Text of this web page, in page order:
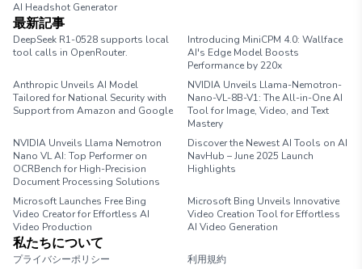
AI Headshot Generator
最新記事
DeepSeek R1-0528 supports local
tool calls in OpenRouter.
Introducing MiniCPM 4.0: Wallface
AI's Edge Model Boosts
Performance by 220x
Anthropic Unveils AI Model
Tailored for National Security with
Support from Amazon and Google
NVIDIA Unveils Llama-Nemotron-
Nano-VL-8B-V1: The All-in-One AI
Tool for Image, Video, and Text
Mastery
NVIDIA Unveils Llama Nemotron
Nano VL AI: Top Performer on
OCRBench for High-Precision
Document Processing Solutions
Discover the Newest AI Tools on AI
NavHub – June 2025 Launch
Highlights
Microsoft Launches Free Bing
Video Creator for Effortless AI
Video Production
Microsoft Bing Unveils Innovative
Video Creation Tool for Effortless
AI Video Generation
私たちについて
プライバシーポリシー 利用規約